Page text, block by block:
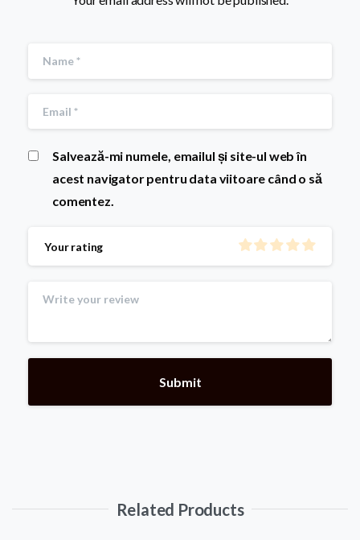
Salvează-mi numele, emailul și site-ul web în
acest navigator pentru data viitoare când o să
comentez.
Your rating
Related Products